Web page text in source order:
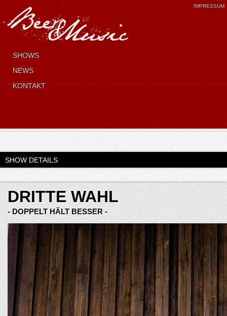
SHOWS
NEWS
KONTAKT
IMPRESSUM
SHOW DETAILS
DRITTE WAHL
- DOPPELT HÄLT BESSER -